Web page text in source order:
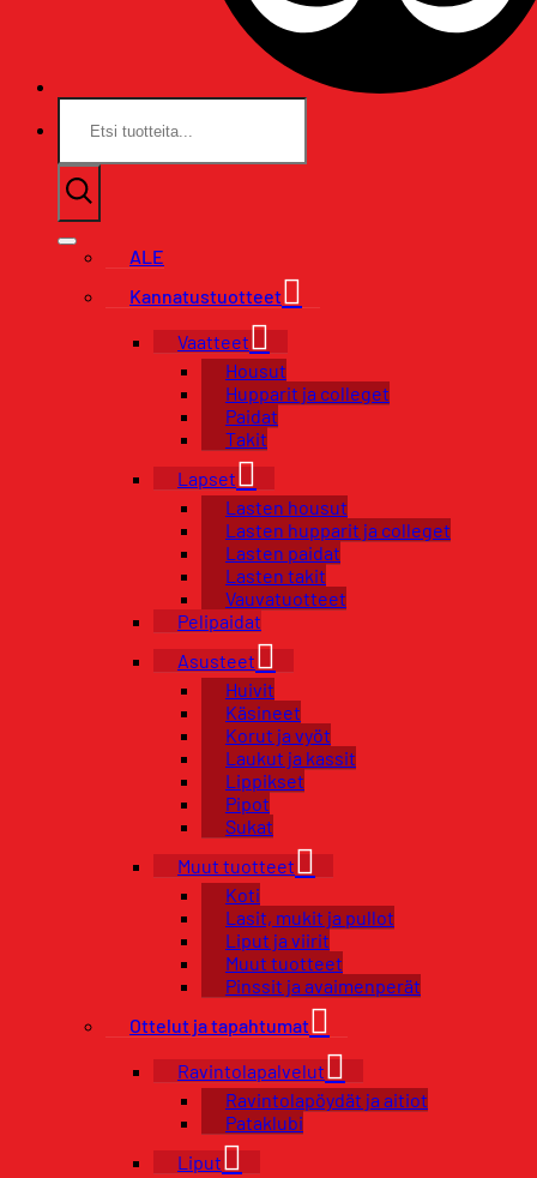
Etsi:
ALE
Kannatustuotteet
Vaatteet
Housut
Hupparit ja colleget
Paidat
Takit
Lapset
Lasten housut
Lasten hupparit ja colleget
Lasten paidat
Lasten takit
Vauvatuotteet
Pelipaidat
Asusteet
Huivit
Käsineet
Korut ja vyöt
Laukut ja kassit
Lippikset
Pipot
Sukat
Muut tuotteet
Koti
Lasit, mukit ja pullot
Liput ja viirit
Muut tuotteet
Pinssit ja avaimenperät
Ottelut ja tapahtumat
Ravintolapalvelut
Ravintolapöydät ja aitiot
Pataklubi
Liput